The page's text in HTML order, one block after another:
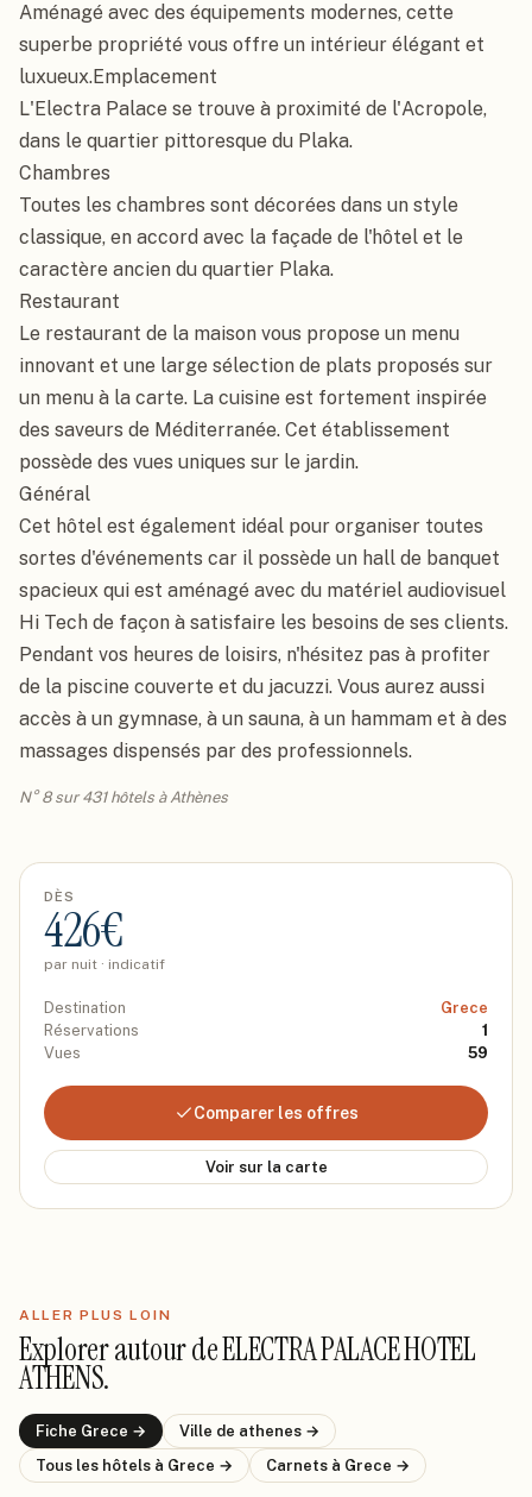
Aménagé avec des équipements modernes, cette
superbe propriété vous offre un intérieur élégant et
luxueux.Emplacement
L'Electra Palace se trouve à proximité de l'Acropole,
dans le quartier pittoresque du Plaka.
Chambres
Toutes les chambres sont décorées dans un style
classique, en accord avec la façade de l'hôtel et le
caractère ancien du quartier Plaka.
Restaurant
Le restaurant de la maison vous propose un menu
innovant et une large sélection de plats proposés sur
un menu à la carte. La cuisine est fortement inspirée
des saveurs de Méditerranée. Cet établissement
possède des vues uniques sur le jardin.
Général
Cet hôtel est également idéal pour organiser toutes
sortes d'événements car il possède un hall de banquet
spacieux qui est aménagé avec du matériel audiovisuel
Hi Tech de façon à satisfaire les besoins de ses clients.
Pendant vos heures de loisirs, n'hésitez pas à profiter
de la piscine couverte et du jacuzzi. Vous aurez aussi
accès à un gymnase, à un sauna, à un hammam et à des
massages dispensés par des professionnels.
N° 8 sur 431 hôtels à Athènes
DÈS
426€
par nuit · indicatif
Destination
Grece
Réservations
1
Vues
59
Comparer les offres
Voir sur la carte
ALLER PLUS LOIN
Explorer autour deELECTRA PALACE HOTEL
ATHENS.
Fiche Grece → Ville de athenes →
Tous les hôtels à Grece → Carnets à Grece →